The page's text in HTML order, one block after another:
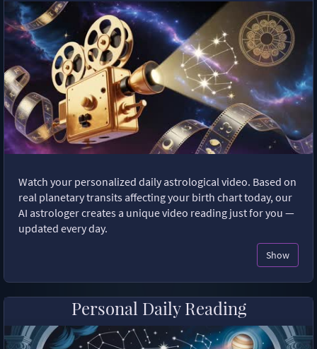
Watch your personalized daily astrological video. Based on
real planetary transits affecting your birth chart today, our
AI astrologer creates a unique video reading just for you —
updated every day.
Show
Personal Daily Reading